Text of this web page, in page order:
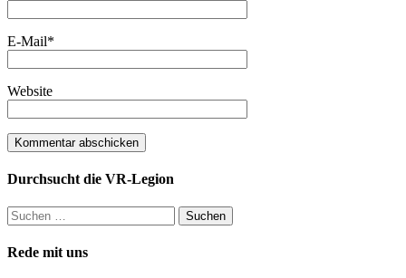
E-Mail*
Website
Durchsucht die VR-Legion
Suchen
nach:
Rede mit uns